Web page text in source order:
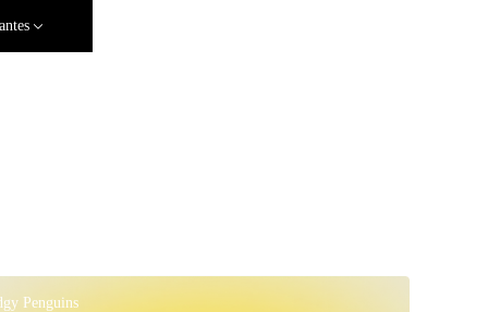
Penguins